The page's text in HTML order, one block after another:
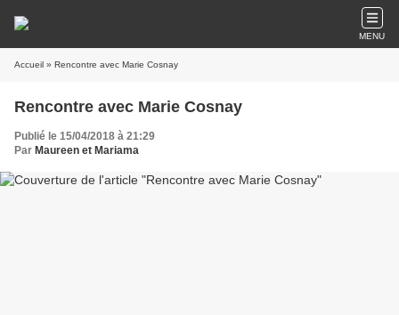
MENU
Accueil » Rencontre avec Marie Cosnay
Rencontre avec Marie Cosnay
Publié le 15/04/2018 à 21:29
Par Maureen et Mariama